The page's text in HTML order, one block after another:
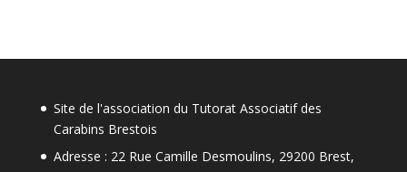
Site de l'association du Tutorat Associatif des
Carabins Brestois
Adresse : 22 Rue Camille Desmoulins, 29200 Brest,